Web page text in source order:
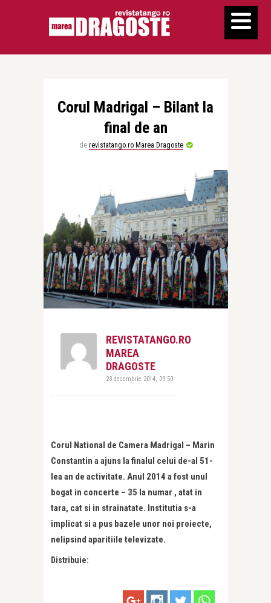
Corul Madrigal – Bilant la
final de an
de revistatango.ro Marea Dragoste
REVISTATANGO.RO
MAREA
DRAGOSTE
23 decembrie 2014, 09:50
Corul National de Camera Madrigal – Marin
Constantin a ajuns la finalul celui de-al 51-
lea an de activitate. Anul 2014 a fost unul
bogat in concerte – 35 la numar , atat in
tara, cat si in strainatate. Institutia s-a
implicat si a pus bazele unor noi proiecte,
nelipsind aparitiile televizate.
Distribuie: